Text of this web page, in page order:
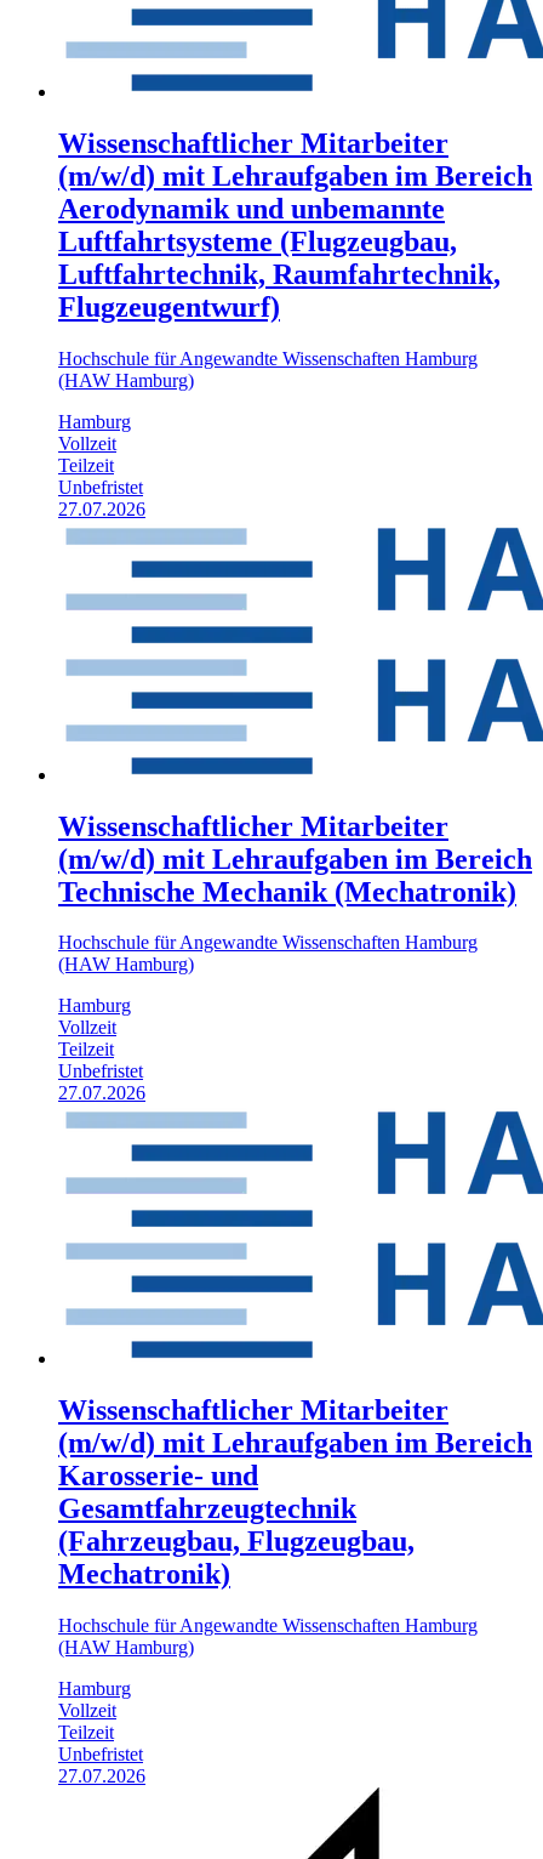
Wissenschaftlicher Mitarbeiter
(m/w/d) mit Lehraufgaben im Bereich
Aerodynamik und unbemannte
Luftfahrtsysteme (Flugzeugbau,
Luftfahrtechnik, Raumfahrtechnik,
Flugzeugentwurf)
Hochschule für Angewandte Wissenschaften Hamburg
(HAW Hamburg)
Hamburg
Vollzeit
Teilzeit
Unbefristet
27.07.2026
Wissenschaftlicher Mitarbeiter
(m/w/d) mit Lehraufgaben im Bereich
Technische Mechanik (Mechatronik)
Hochschule für Angewandte Wissenschaften Hamburg
(HAW Hamburg)
Hamburg
Vollzeit
Teilzeit
Unbefristet
27.07.2026
Wissenschaftlicher Mitarbeiter
(m/w/d) mit Lehraufgaben im Bereich
Karosserie- und
Gesamtfahrzeugtechnik
(Fahrzeugbau, Flugzeugbau,
Mechatronik)
Hochschule für Angewandte Wissenschaften Hamburg
(HAW Hamburg)
Hamburg
Vollzeit
Teilzeit
Unbefristet
27.07.2026